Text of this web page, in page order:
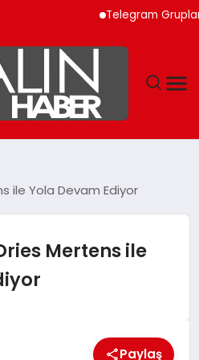
Telegram Grupları ile
ile Yola Devam Ediyor
Mertens ile
Paylaş